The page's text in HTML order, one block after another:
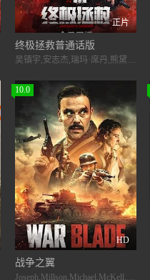
正片
终极拯救普通话版
吴镇宇,安志杰,瑞玛·席丹,熊黛林,古斌,王敏德,魏震,林乐炫,钱嘉乐
10.0
HD
战争之翼
Joseph,Millson,Michael,McKell,Ronan,Summers,Ade,Dimberline,Timothy,Blore